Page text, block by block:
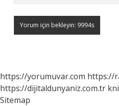
https://yorumuvar.com https://
https://dijitaldunyaniz.com.tr
Sitemap